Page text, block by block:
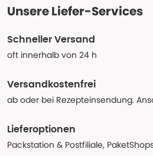
Unsere Liefer-Services
Schneller Versand
oft innerhalb von 24 h
Versandkostenfrei
ab oder bei Rezepteinsendung.
Lieferoptionen
Packstation & Postfiliale,